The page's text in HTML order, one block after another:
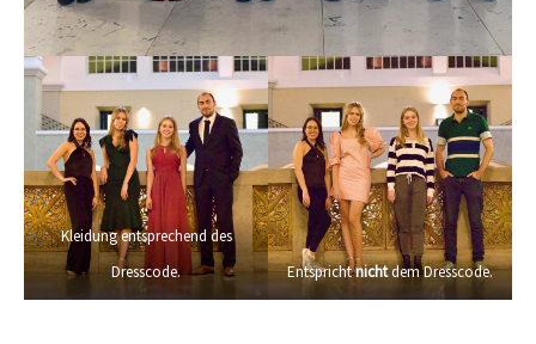
Kleidung entsprechend des
Dresscode.
Entsprichtnichtdem Dresscode.